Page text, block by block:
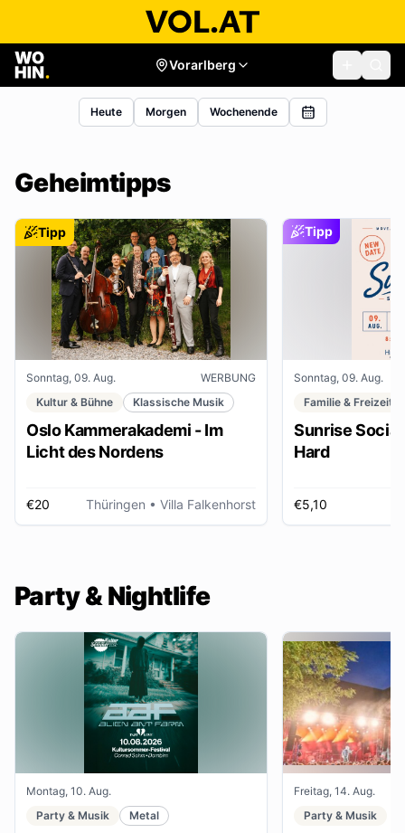
Vorarlberg
Heute Morgen Wochenende
Geheimtipps
Tipp
Sonntag, 09. Aug.
WERBUNG
Kultur & Bühne
Klassische Musik
Oslo Kammerakademi - Im
Licht des Nordens
€20 Thüringen • Villa Falkenhorst
Tipp
Sonntag, 09. Aug.
Familie & Freizeit
Sunrise
Hard
€5,10
Party & Nightlife
Montag, 10. Aug.
Party & Musik
Metal
Freitag, 14. Aug.
Party & Musik